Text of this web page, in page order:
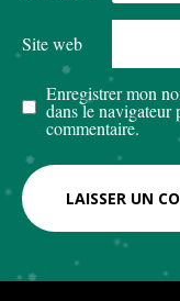
Site web
Enregistrer mon
dans le navigateur
commentaire.